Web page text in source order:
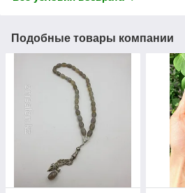
Подобные товары компании